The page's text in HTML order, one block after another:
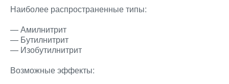
Наиболее распространенные типы:
— Амилнитрит
— Бутилнитрит
— Изобутилнитрит
Возможные эффекты: